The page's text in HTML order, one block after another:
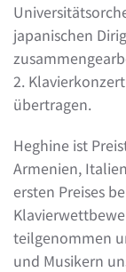
japanischen
2.
übertragen.
Heghine ist
Armenien,
ersten Preises
teilgenommen
und Musikern